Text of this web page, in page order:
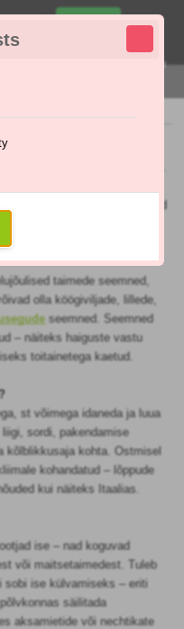
Menu
– sellest sõltub, kas
või mahlakaid
taimede seemned,
olla köögiviljade, lillede,
seemned. Seemned
– näiteks haiguste vastu
toitainetega kaetud.
st võimega idaneda ja luua
sordi, pakendamise
kõlblikkusaja kohta. Ostmisel
kohandatud – lõppude
kui näiteks Itaalias.
ise – nad koguvad
või maitsetaimedest. Tuleb
sobi ise külvamiseks – eriti
säilitada
aksamietide või nechtikate